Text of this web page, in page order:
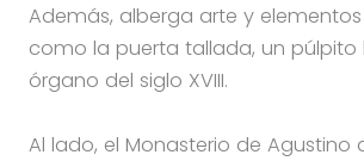
Además, alberga arte y
como la puerta tallada, un púlpito
órgano del siglo XVIII.
Al lado, el Monasterio de Agustino